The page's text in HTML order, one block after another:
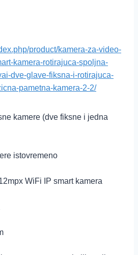
product/kamera-za-video-
kamera-rotirajuca-spoljna-
dve-glave-fiksna-i-rotirajuca-
pametna-kamera-2-2/
kamere (dve fiksne i jedna
istovremeno
WiFi IP smart kamera